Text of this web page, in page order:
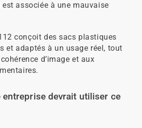
associée à une mauvaise
conçoit des sacs plastiques
et adaptés à un usage réel, tout
d’image et aux
devrait utiliser ce